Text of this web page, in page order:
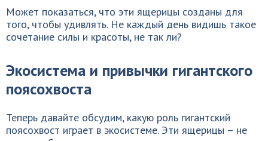
Может показаться, что эти ящерицы созданы для
того, чтобы удивлять. Не каждый день видишь такое
сочетание силы и красоты, не так ли?
Экосистема и привычки гигантского
поясохвоста
Теперь давайте обсудим, какую роль гигантский
поясохвост играет в экосистеме. Эти ящерицы – не